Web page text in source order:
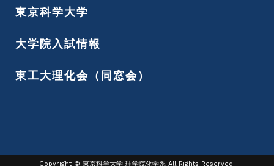
東京科学大学
大学院入試情報
東工大理化会（同窓会）
Copyright © 東京科学大学 理学院化学系 All Rights Reserved.